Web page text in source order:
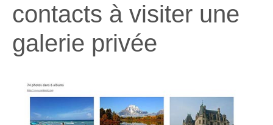
contacts à visiter une
galerie privée